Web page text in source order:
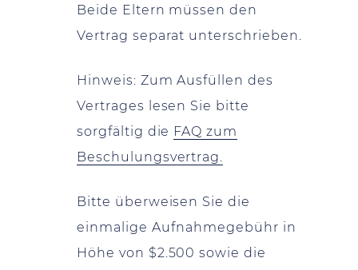
Beide Eltern müssen den
Vertrag separat unterschrieben.
Hinweis: Zum Ausfüllen des
Vertrages lesen Sie bitte
sorgfältig die FAQ zum
Beschulungsvertrag.
Bitte überweisen Sie die
einmalige Aufnahmegebühr in
Höhe von $2.500 sowie die